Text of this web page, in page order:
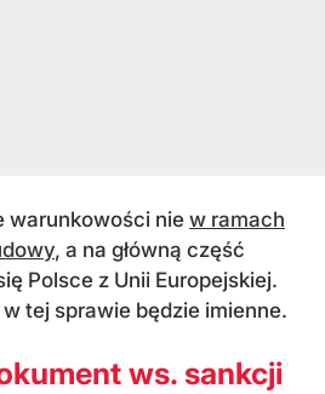
warunkowości nie w ramach
, a na główną część
Polsce z Unii Europejskiej.
tej sprawie będzie imienne.
ws. sankcji